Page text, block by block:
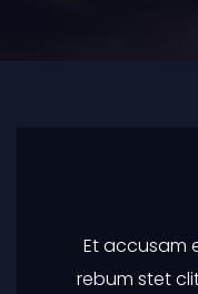
Et accusam
rebum stet